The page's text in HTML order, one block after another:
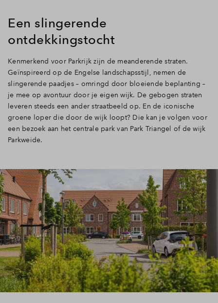
Een slingerende
ontdekkingstocht
Kenmerkend voor Parkrijk zijn de meanderende straten.
Geïnspireerd op de Engelse landschapsstijl, nemen de
slingerende paadjes – omringd door bloeiende beplanting –
je mee op avontuur door je eigen wijk. De gebogen straten
leveren steeds een ander straatbeeld op. En de iconische
groene loper die door de wijk loopt? Die kan je volgen voor
een bezoek aan het centrale park van Park Triangel of de wijk
Parkweide.